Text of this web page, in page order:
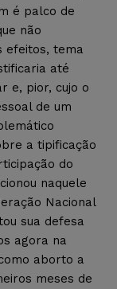
é palco de
não
efeitos, tema
até
e, pior, cujo o
de um
a tipificação
do
naquele
Nacional
sua defesa
agora na
aborto a
meses de